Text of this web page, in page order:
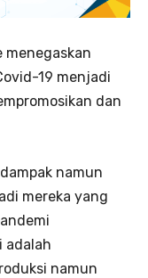
menegaskan
19 menjadi
dan
namun
mereka yang
adalah
namun